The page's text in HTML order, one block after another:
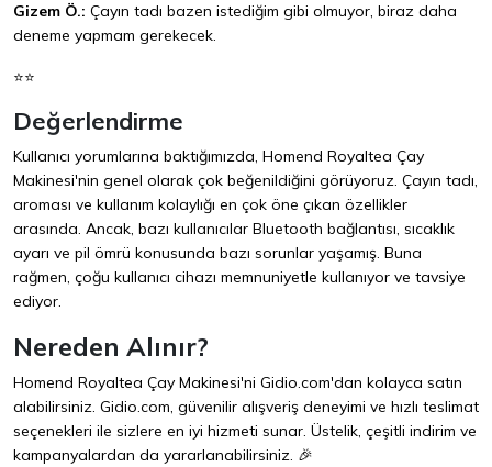
Gizem Ö.: Çayın tadı bazen istediğim gibi olmuyor, biraz daha
deneme yapmam gerekecek.
⭐⭐
Değerlendirme
Kullanıcı yorumlarına baktığımızda, Homend Royaltea Çay
Makinesi'nin genel olarak çok beğenildiğini görüyoruz. Çayın tadı,
aroması ve kullanım kolaylığı en çok öne çıkan özellikler
arasında. Ancak, bazı kullanıcılar Bluetooth bağlantısı, sıcaklık
ayarı ve pil ömrü konusunda bazı sorunlar yaşamış. Buna
rağmen, çoğu kullanıcı cihazı memnuniyetle kullanıyor ve tavsiye
ediyor.
Nereden Alınır?
Homend Royaltea Çay Makinesi'ni Gidio.com'dan kolayca satın
alabilirsiniz. Gidio.com, güvenilir alışveriş deneyimi ve hızlı teslimat
seçenekleri ile sizlere en iyi hizmeti sunar. Üstelik, çeşitli indirim ve
kampanyalardan da yararlanabilirsiniz. 🎉